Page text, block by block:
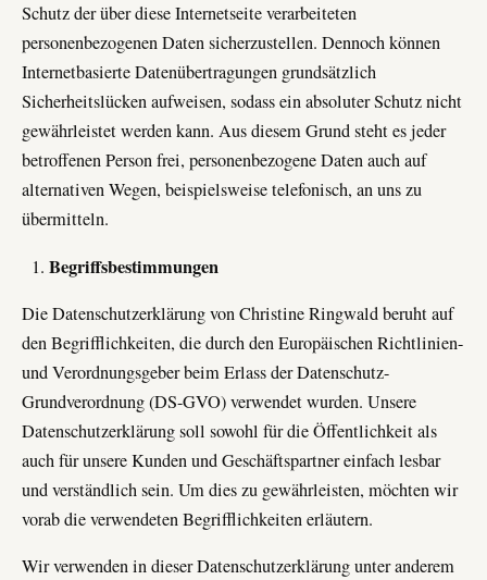
Schutz der über diese Internetseite verarbeiteten
personenbezogenen Daten sicherzustellen. Dennoch können
Internetbasierte Datenübertragungen grundsätzlich
Sicherheitslücken aufweisen, sodass ein absoluter Schutz nicht
gewährleistet werden kann. Aus diesem Grund steht es jeder
betroffenen Person frei, personenbezogene Daten auch auf
alternativen Wegen, beispielsweise telefonisch, an uns zu
übermitteln.
Begriffsbestimmungen
Die Datenschutzerklärung von Christine Ringwald beruht auf
den Begrifflichkeiten, die durch den Europäischen Richtlinien-
und Verordnungsgeber beim Erlass der Datenschutz-
Grundverordnung (DS-GVO) verwendet wurden. Unsere
Datenschutzerklärung soll sowohl für die Öffentlichkeit als
auch für unsere Kunden und Geschäftspartner einfach lesbar
und verständlich sein. Um dies zu gewährleisten, möchten wir
vorab die verwendeten Begrifflichkeiten erläutern.
Wir verwenden in dieser Datenschutzerklärung unter anderem